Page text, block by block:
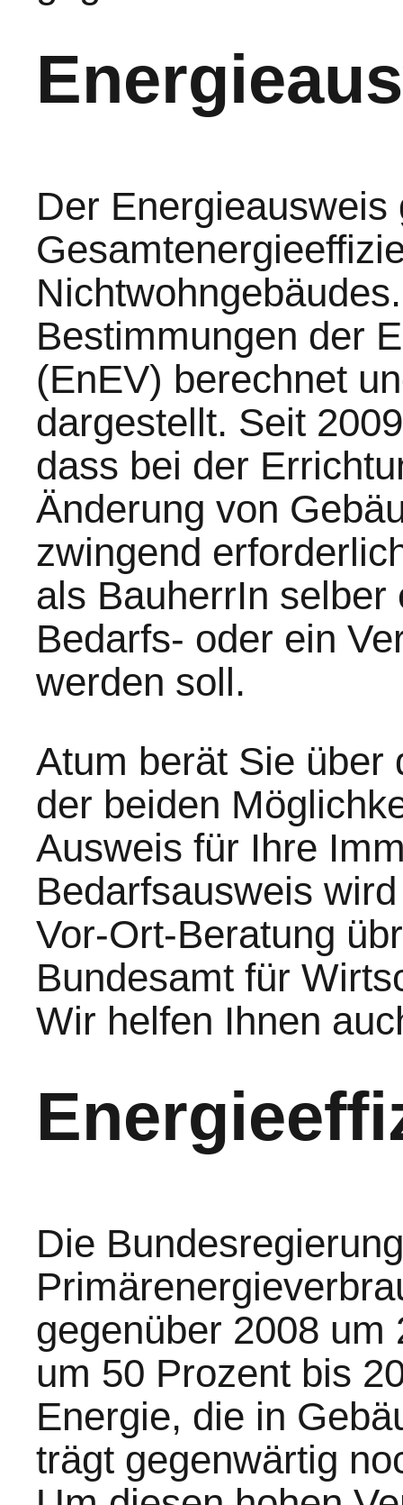
Der
Bestimmungen der
(EnEV) berechnet
dargestellt. Seit
dass bei der
Änderung von
zwingend
als BauherrIn
Bedarfs- oder ein
werden soll.
Atum berät Sie über
der beiden
Ausweis für Ihre
Bedarfsausweis
Vor-Ort-Beratung
Bundesamt für
Wir helfen Ihnen
Die
gegenüber 2008 um
um 50 Prozent bis
Energie, die in
trägt gegenwärtig